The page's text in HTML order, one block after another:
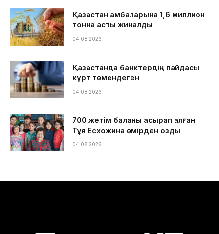
Қазақстан қамбаларына 1,6 миллион
тонна астық жиналды
04.08.2026
Қазақстанда банктердің пайдасы
күрт төмендеген
04.08.2026
700 жетім баланы асырап алған
Тұяқ Есхожина өмірден озды
04.08.2026